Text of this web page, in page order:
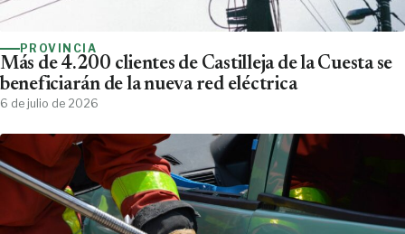
PROVINCIA
Más de 4.200 clientes de Castilleja de la Cuesta se
beneficiarán de la nueva red eléctrica
6 de julio de 2026